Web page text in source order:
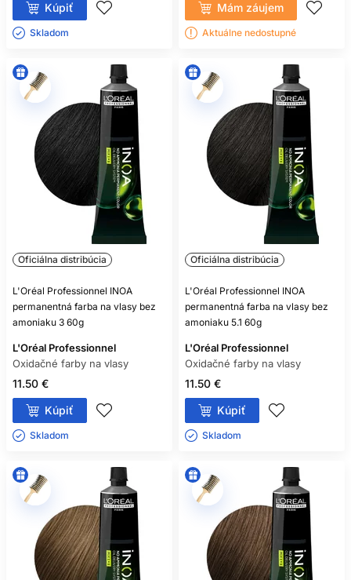
Kúpiť
Skladom ㅤ
Mám záujem
Aktuálne nedostupné
Oficiálna distribúcia
L'Oréal Professionnel INOA
permanentná farba na vlasy bez
amoniaku 3 60g
L'Oréal Professionnel
Oxidačné farby na vlasy
11.50 €
Kúpiť
Skladom ㅤ
Oficiálna distribúcia
L'Oréal Professionnel INOA
permanentná farba na vlasy bez
amoniaku 5.1 60g
L'Oréal Professionnel
Oxidačné farby na vlasy
11.50 €
Kúpiť
Skladom ㅤ